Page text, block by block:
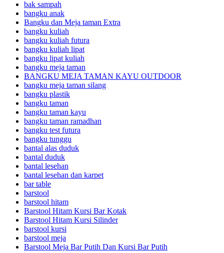
bak sampah
bangku anak
Bangku dan Meja taman Extra
bangku kuliah
bangku kuliah futura
bangku kuliah lipat
bangku lipat kuliah
bangku meja taman
BANGKU MEJA TAMAN KAYU OUTDOOR
bangku meja taman silang
bangku plastik
bangku taman
bangku taman kayu
bangku taman ramadhan
bangku test futura
bangku tunggu
bantal alas duduk
bantal duduk
bantal lesehan
bantal lesehan dan karpet
bar table
barstool
barstool hitam
Barstool Hitam Kursi Bar Kotak
Barstool Hitam Kursi Silinder
barstool kursi
barstool meja
Barstool Meja Bar Putih Dan Kursi Bar Putih